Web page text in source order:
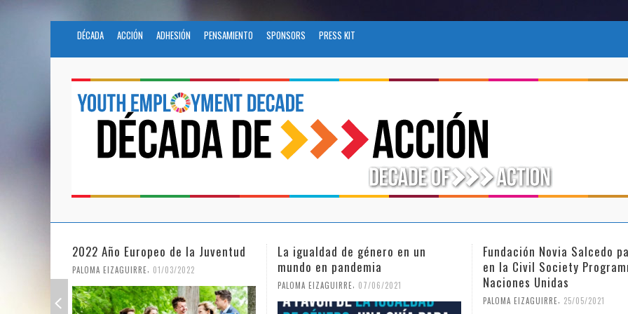
DÉCADA ACCIÓN ADHESIÓN PENSAMIENTO SPONSORS PRESS KIT
La igualdad de género en un
mundo en pandemia
PALOMA EIZAGUIRRE, 07/06/2021
Fundación Novia Salcedo participa
en la Civil Society Programme de
Naciones Unidas
PALOMA EIZAGUIRRE, 25/05/2021
El futuro del trabajo tras el
COVID-19
PALOMA EIZAGUIRRE, 26/04/2021